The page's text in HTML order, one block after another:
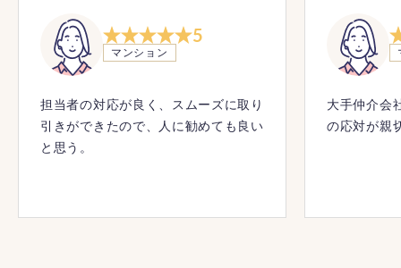
5
マンション
担当者の対応が良く、スムーズに取り
引きができたので、人に勧めても良い
と思う。
大手仲介会
の応対が親